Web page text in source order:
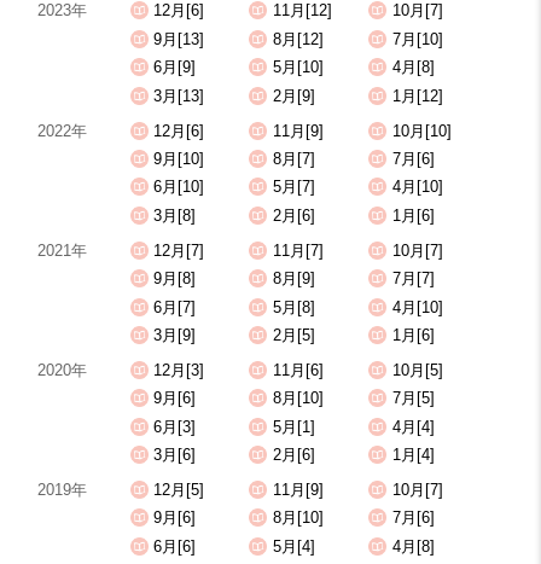
2023年
12月[6] 11月[12]
10月[7]
9月[13]
8月[12]
7月[10]
6月[9]
5月[10]
4月[8]
3月[13]
2月[9]
1月[12]
2022年
12月[6] 11月[9]
10月[10]
9月[10]
8月[7]
7月[6]
6月[10]
5月[7]
4月[10]
3月[8]
2月[6]
1月[6]
2021年
12月[7] 11月[7]
10月[7]
9月[8]
8月[9]
7月[7]
6月[7]
5月[8]
4月[10]
3月[9]
2月[5]
1月[6]
2020年
12月[3] 11月[6]
10月[5]
9月[6]
8月[10]
7月[5]
6月[3]
5月[1]
4月[4]
3月[6]
2月[6]
1月[4]
2019年
12月[5] 11月[9]
10月[7]
9月[6]
8月[10]
7月[6]
6月[6]
5月[4]
4月[8]